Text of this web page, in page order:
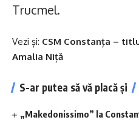
Trucmel.
Vezi și: CSM Constanța –
Amalia Niță
S-ar putea să vă placă și
„Makedonissimo” la